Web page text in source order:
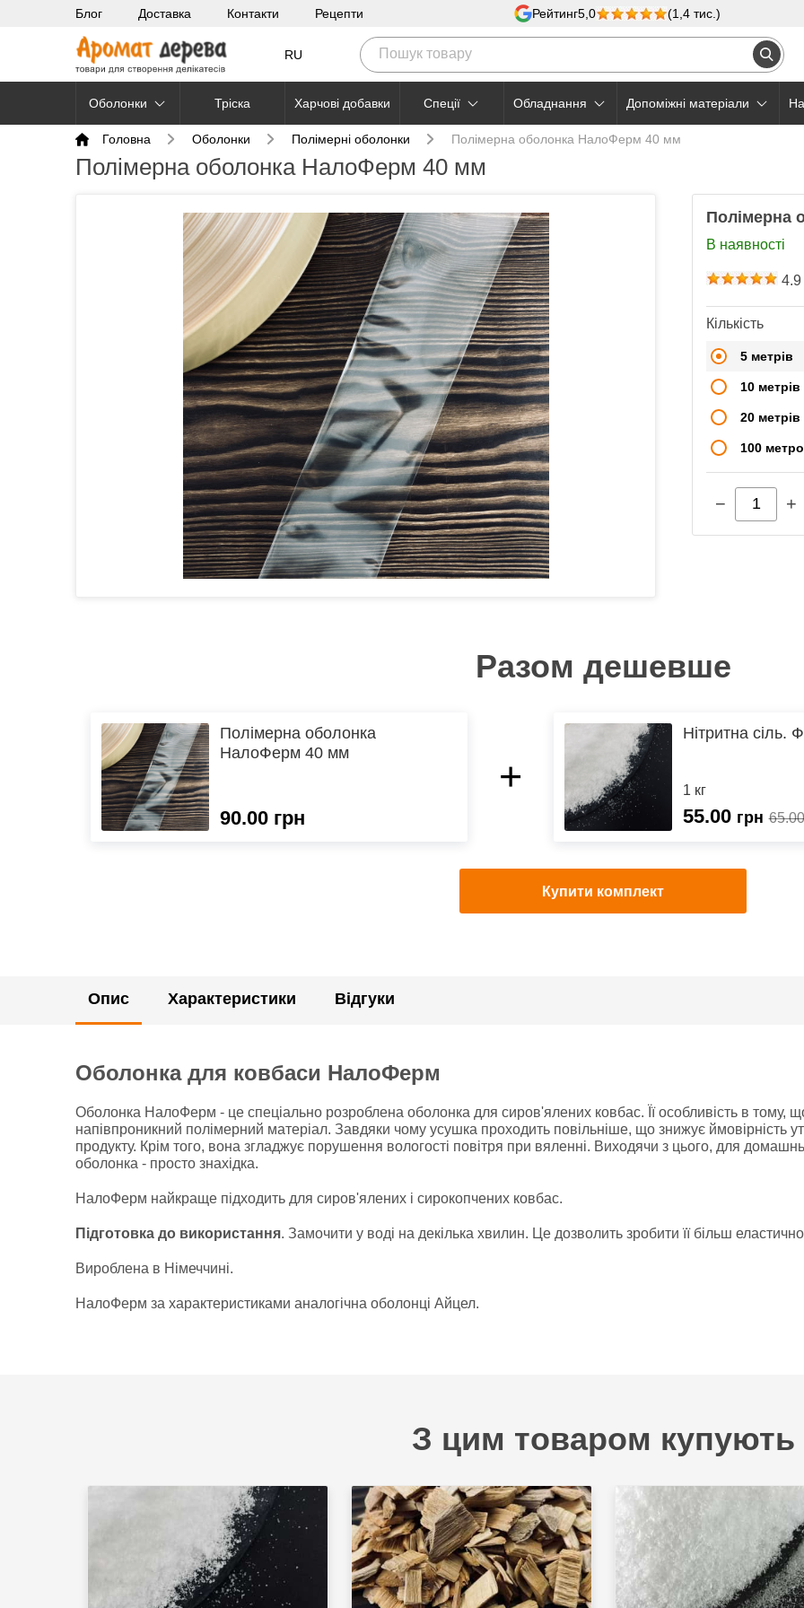
Блог Доставка Контакти Рецепти Рейтинг5,0 (1,4 тис.)
RU
Оболонки Тріска Харчові добавки Cпеції Обладнання Допоміжні матеріали
Головна Оболонки Полімерні оболонки Полімерна оболонка НалоФерм 40 мм
Полімерна оболонка НалоФерм 40 мм
Полімерна
В наявності
4.9
Кількість
5 метрів
10 метрів
20 метрів
100
− +
Разом дешевше
Полімерна оболонка
НалоФерм 40 мм
90.00 грн
+
Нітритна сіль.
1 кг
55.00 грн
Купити комплект
Опис Характеристики Відгуки
Оболонка для ковбаси НалоФерм
Оболонка НалоФерм - це спеціально розроблена оболонка для сиров'ялених ковбас. Її особливість в тому,
напівпроникний полімерний матеріал. Завдяки чому усушка проходить повільніше, що знижує ймовірність
продукту. Крім того, вона згладжує порушення вологості повітря при вяленні. Виходячи з цього, для
оболонка - просто знахідка.
НалоФерм найкраще підходить для сиров'ялених і сирокопчених ковбас.
Підготовка до використання. Замочити у воді на декілька хвилин. Це дозволить зробити її більш
Вироблена в Німеччині.
НалоФерм за характеристиками аналогічна оболонці Айцел.
З цим товаром купують